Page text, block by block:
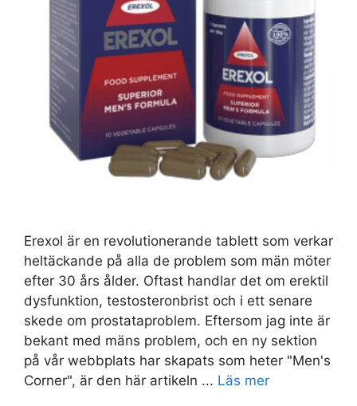
Erexol är en revolutionerande tablett som verkar
heltäckande på alla de problem som män möter
efter 30 års ålder. Oftast handlar det om erektil
dysfunktion, testosteronbrist och i ett senare
skede om prostataproblem. Eftersom jag inte är
bekant med mäns problem, och en ny sektion
på vår webbplats har skapats som heter "Men's
Corner", är den här artikeln ... Läs mer